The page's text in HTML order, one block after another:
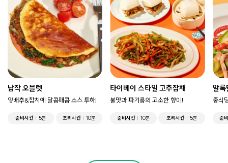
납작 오믈렛
양배추&참치에 달콤매콤 소스 투하!
준비시간 5분 조리시간 10분
타이베이 스타일 고추잡채
불맛과 파기름의 고소한 향미!
준비시간 10분 조리시간 5분
알록
중식
준